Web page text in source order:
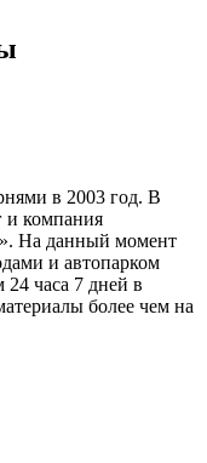
в 2003 год. В
и компания
На данный момент
и автопарком
часа 7 дней в
более чем на